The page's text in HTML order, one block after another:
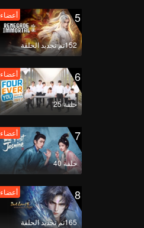
5
152تم تجديد الحلقة
أعضاء
6
حلقة 25
أعضاء
7
حلقة 40
أعضاء
8
165تم تجديد الحلقة
أعضاء